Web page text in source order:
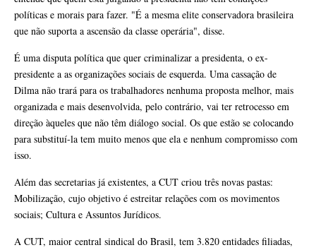
políticas e morais para fazer. "É a mesma elite conservadora brasileira
que não suporta a ascensão da classe operária", disse.
É uma disputa política que quer criminalizar a presidenta, o ex-
presidente a as organizações sociais de esquerda. Uma cassação de
Dilma não trará para os trabalhadores nenhuma proposta melhor, mais
organizada e mais desenvolvida, pelo contrário, vai ter retrocesso em
direção àqueles que não têm diálogo social. Os que estão se colocando
para substituí-la tem muito menos que ela e nenhum compromisso com
isso.
Além das secretarias já existentes, a CUT criou três novas pastas:
Mobilização, cujo objetivo é estreitar relações com os movimentos
sociais; Cultura e Assuntos Jurídicos.
A CUT, maior central sindical do Brasil, tem 3.820 entidades filiadas,